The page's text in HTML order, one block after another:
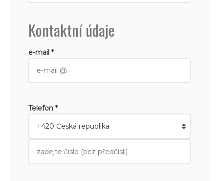
Kontaktní údaje
e-mail *
Telefon *